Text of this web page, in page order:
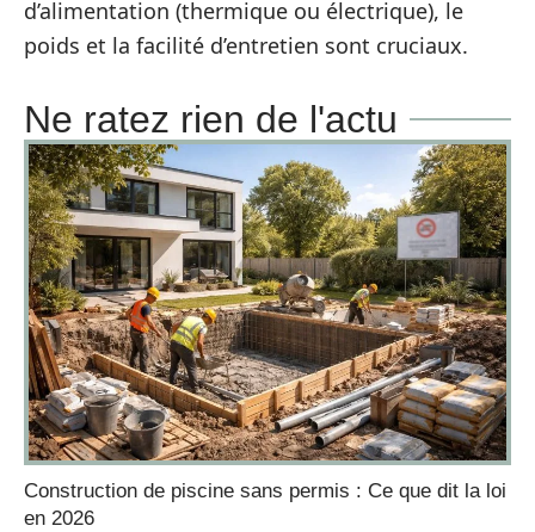
d’alimentation (thermique ou électrique), le
poids et la facilité d’entretien sont cruciaux.
Ne ratez rien de l'actu
Construction de piscine sans permis : Ce que dit la loi
en 2026